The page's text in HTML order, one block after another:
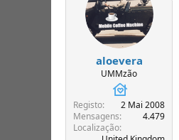
aloevera
UMMzão
Registo
2 Mai 2008
Mensagens
4.479
Localização